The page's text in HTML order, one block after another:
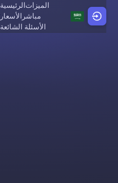
Skip to content
الرئيسيةالميزات
الأسعار مباشر
الأسئلة الشائعة